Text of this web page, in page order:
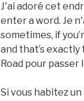
J'ai adoré cet
enter a word. Je
sometimes, if
and that’s exactly
Road pour passer
Si vous habitez